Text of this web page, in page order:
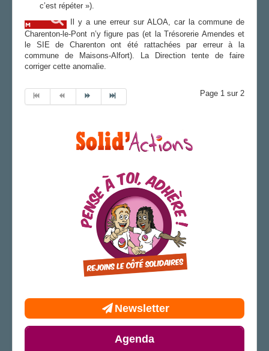
c’est répéter »).
Il y a une erreur sur ALOA, car la commune de
Charenton-le-Pont n’y figure pas (et la Trésorerie Amendes et
le SIE de Charenton ont été rattachées par erreur à la
commune de Maisons-Alfort). La Direction tente de faire
corriger cette anomalie.
Page 1 sur 2
Newsletter
Agenda